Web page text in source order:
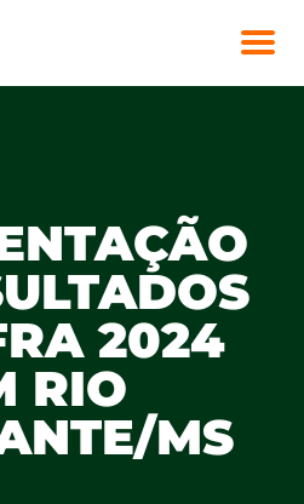
2024
RIO
MS